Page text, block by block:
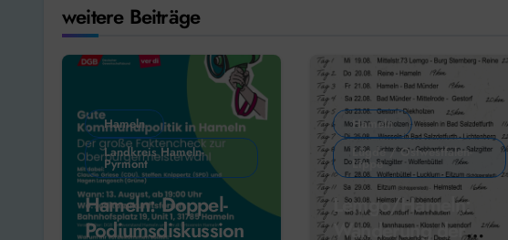
weitere Beiträge
Hameln
Landkreis Hameln-
Pyrmont
Hameln: Doppel-
Podiumsdiskussion
Hameln
Lügde / Ostwestfalen-
Lippe
Lemgo/Hameln:
Wanderung der